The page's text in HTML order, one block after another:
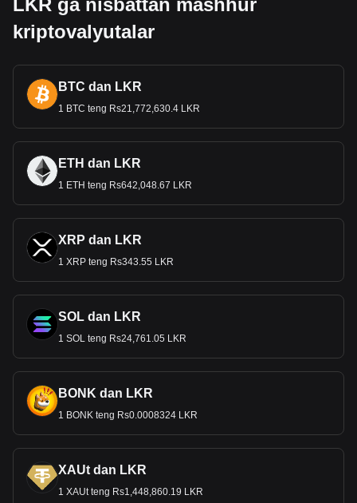
LKR ga nisbattan mashhur
kriptovalyutalar
BTC dan LKR
1 BTC teng Rs21,772,630.4 LKR
ETH dan LKR
1 ETH teng Rs642,048.67 LKR
XRP dan LKR
1 XRP teng Rs343.55 LKR
SOL dan LKR
1 SOL teng Rs24,761.05 LKR
BONK dan LKR
1 BONK teng Rs0.0008324 LKR
XAUt dan LKR
1 XAUt teng Rs1,448,860.19 LKR